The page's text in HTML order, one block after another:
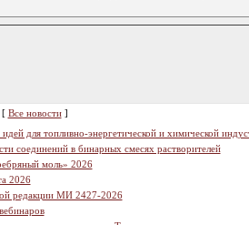
Все новости]
для топливно-энергетической и химической
соединений в бинарных смесях растворителей
моль» 2026
2026
редакции МИ 2427-2026